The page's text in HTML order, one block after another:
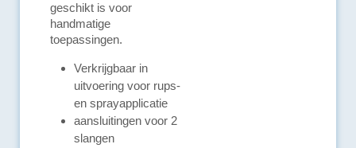
geschikt is voor
handmatige
toepassingen.
Verkrijgbaar in
uitvoering voor rups-
en sprayapplicatie
aansluitingen voor 2
slangen